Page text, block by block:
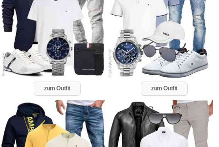
zum Outfit zum Outfit